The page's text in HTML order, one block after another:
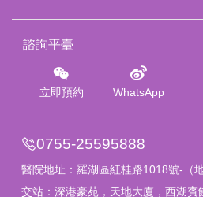
諮詢平臺
立即預約 WhatsApp
0755-25595888
醫院地址： 羅湖區紅桂路1018號-（
交站：深港豪苑，天地大廈，西湖賓